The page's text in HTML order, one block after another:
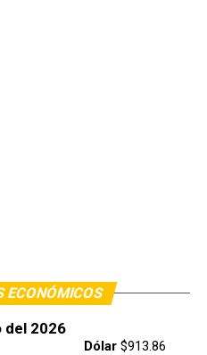
ECONÓMICOS
del 2026
Dólar$913.86